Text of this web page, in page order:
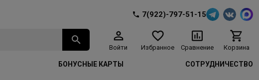
7(922)-797-51-15
Войти Избранное Сравнение Корзина
БОНУСНЫЕ КАРТЫ СОТРУДНИЧЕСТВО